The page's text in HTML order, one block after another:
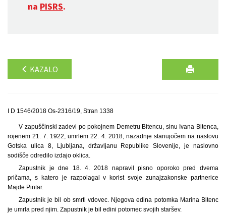
na PISRS.
KAZALO
I D 1546/2018 Os-2316/19, Stran 1338
V zapuščinski zadevi po pokojnem Demetru Bitencu, sinu Ivana Bitenca,
rojenem 21. 7. 1922, umrlem 22. 4. 2018, nazadnje stanujočem na naslovu
Gotska ulica 8, Ljubljana, državljanu Republike Slovenije, je naslovno
sodišče odredilo izdajo oklica.
Zapustnik je dne 18. 4. 2018 napravil pisno oporoko pred dvema
pričama, s katero je razpolagal v korist svoje zunajzakonske partnerice
Majde Pintar.
Zapustnik je bil ob smrti vdovec. Njegova edina potomka Marina Bitenc
je umrla pred njim. Zapustnik je bil edini potomec svojih staršev.